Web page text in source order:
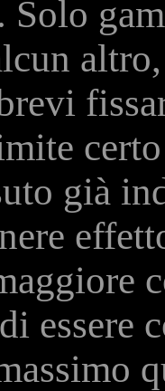
Solo
già
essere